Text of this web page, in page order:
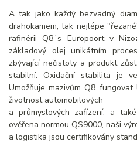
A tak jako každý bezvadný
drahokamem, tak nejlépe
rafinérii Q8´s Europoort v
základový olej unikátním
zbývající nečistoty a produkt
stabilní. Oxidační stabilita je
Umožňuje mazivům Q8
životnost automobilových
a průmyslových zařízení, a
ověřena normou QS9000, naši
a logistika jsou certifikovány